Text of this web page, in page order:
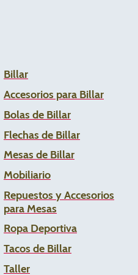
Billar
Accesorios para Billar
Bolas de Billar
Flechas de Billar
Mesas de Billar
Mobiliario
Repuestos y Accesorios
para Mesas
Ropa Deportiva
Tacos de Billar
Taller